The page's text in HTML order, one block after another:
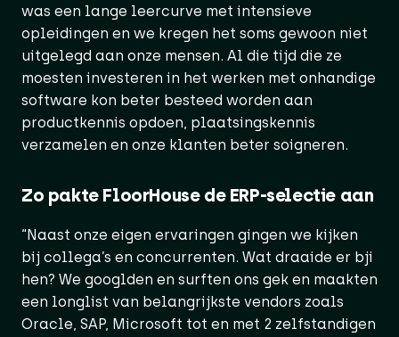
was een lange leercurve met intensieve
opleidingen en we kregen het soms gewoon niet
uitgelegd aan onze mensen. Al die tijd die ze
moesten investeren in het werken met onhandige
software kon beter besteed worden aan
productkennis opdoen, plaatsingskennis
verzamelen en onze klanten beter soigneren.
Zo pakte FloorHouse de ERP-selectie aan
“Naast onze eigen ervaringen gingen we kijken
bij collega’s en concurrenten. Wat draaide er bji
hen? We googlden en surften ons gek en maakten
een longlist van belangrijkste vendors zoals
Oracle, SAP, Microsoft tot en met 2 zelfstandigen